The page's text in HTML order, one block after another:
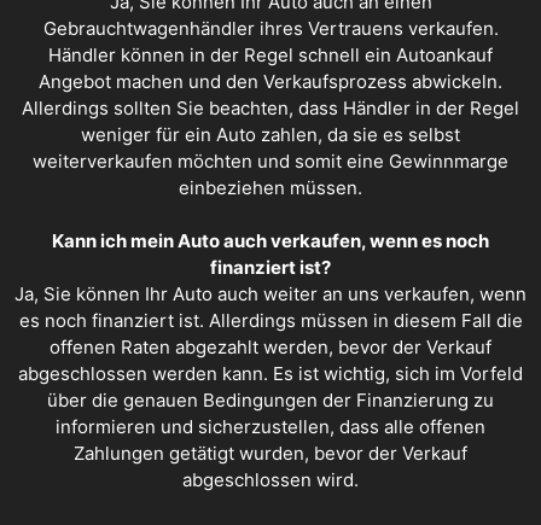
Gebrauchtwagenhändler ihres Vertrauens verkaufen.
Händler können in der Regel schnell ein Autoankauf
Angebot machen und den Verkaufsprozess abwickeln.
Allerdings sollten Sie beachten, dass Händler in der Regel
weniger für ein Auto zahlen, da sie es selbst
weiterverkaufen möchten und somit eine Gewinnmarge
einbeziehen müssen.
Kann ich mein Auto auch verkaufen, wenn es noch
finanziert ist?
Ja, Sie können Ihr Auto auch weiter an uns verkaufen, wenn
es noch finanziert ist. Allerdings müssen in diesem Fall die
offenen Raten abgezahlt werden, bevor der Verkauf
abgeschlossen werden kann. Es ist wichtig, sich im Vorfeld
über die genauen Bedingungen der Finanzierung zu
informieren und sicherzustellen, dass alle offenen
Zahlungen getätigt wurden, bevor der Verkauf
abgeschlossen wird.